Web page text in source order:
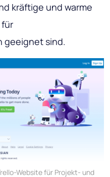
kräftige und warme
geeignet sind.
Website für Projekt- und